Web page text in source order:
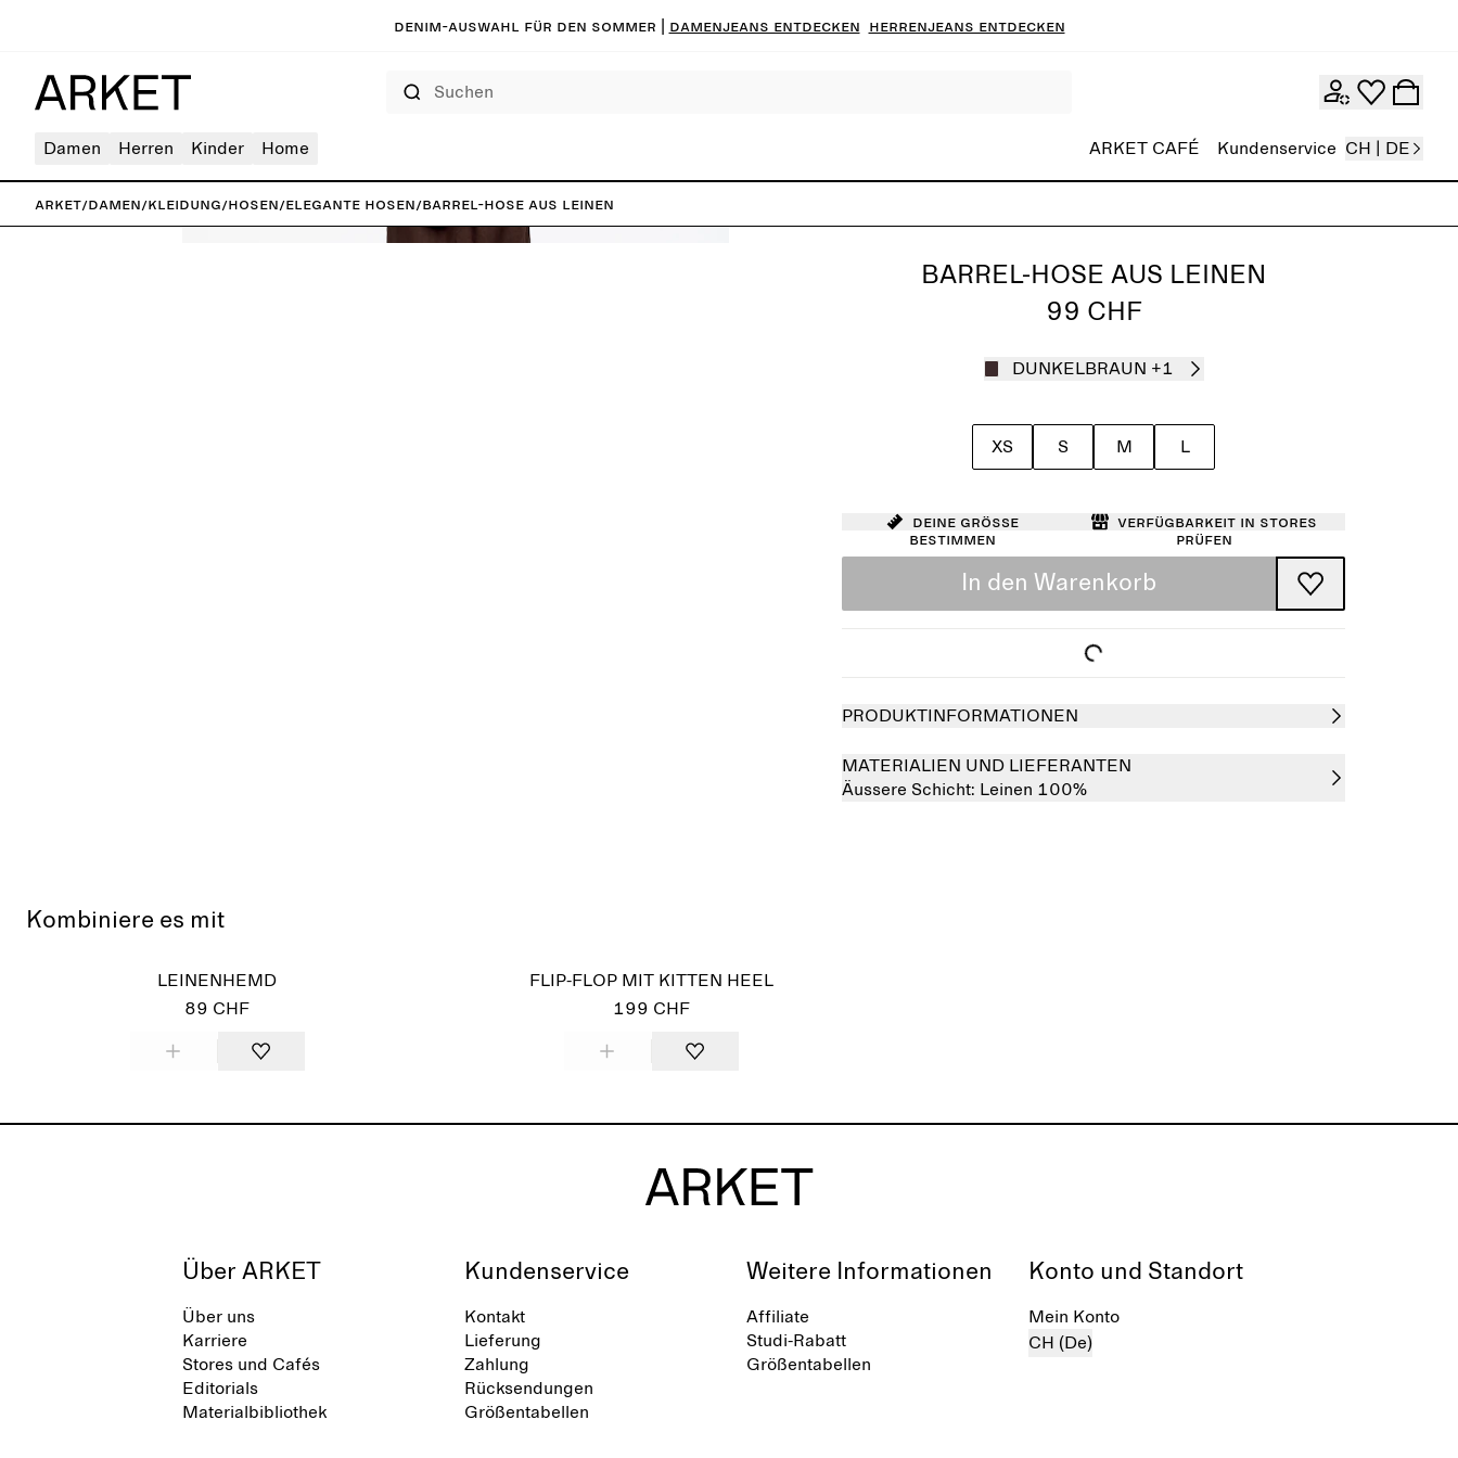
Denim-Auswahl für den Sommer | Damenjeans entdecken Herrenjeans entdecken
Damen Herren Kinder Home ARKET CAFÉ Kundenservice CH | DE
ARKET/Damen/Kleidung/Hosen/Elegante Hosen/Barrel-Hose aus Leinen
BARREL-HOSE AUS LEINEN
99 CHF
DUNKELBRAUN +1
XS S M L
Deine Größe
bestimmen
Verfügbarkeit in Stores
prüfen
In den Warenkorb
PRODUKTINFORMATIONEN
MATERIALIEN UND LIEFERANTEN
Äussere Schicht: Leinen 100%
Kombiniere es mit
LEINENHEMD
89 CHF
FLIP-FLOP MIT KITTEN HEEL
199 CHF
Über ARKET
Über uns
Karriere
Stores und Cafés
Editorials
Materialbibliothek
Kundenservice
Kontakt
Lieferung
Zahlung
Rücksendungen
Größentabellen
Weitere Informationen
Affiliate
Studi-Rabatt
Größentabellen
Konto und Standort
Mein Konto
CH (De)